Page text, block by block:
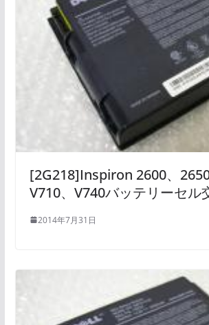
[2G218]Inspiron 2600、
V710、V740バッテリーセル
2014年7月31日